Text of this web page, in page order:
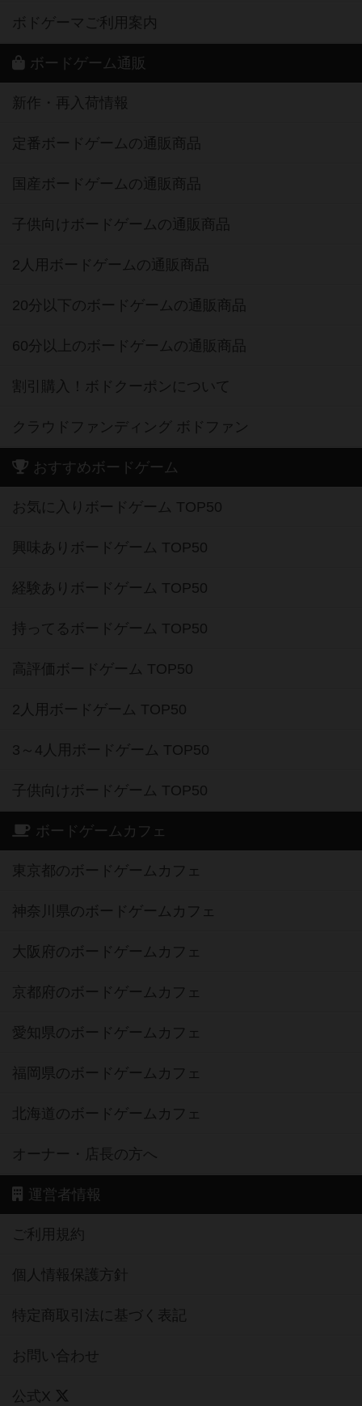
ボドゲーマご利用案内
ボードゲーム通販
新作・再入荷情報
定番ボードゲームの通販商品
国産ボードゲームの通販商品
子供向けボードゲームの通販商品
2人用ボードゲームの通販商品
20分以下のボードゲームの通販商品
60分以上のボードゲームの通販商品
割引購入！ボドクーポンについて
クラウドファンディング ボドファン
おすすめボードゲーム
お気に入りボードゲーム TOP50
興味ありボードゲーム TOP50
経験ありボードゲーム TOP50
持ってるボードゲーム TOP50
高評価ボードゲーム TOP50
2人用ボードゲーム TOP50
3～4人用ボードゲーム TOP50
子供向けボードゲーム TOP50
ボードゲームカフェ
東京都のボードゲームカフェ
神奈川県のボードゲームカフェ
大阪府のボードゲームカフェ
京都府のボードゲームカフェ
愛知県のボードゲームカフェ
福岡県のボードゲームカフェ
北海道のボードゲームカフェ
オーナー・店長の方へ
運営者情報
ご利用規約
個人情報保護方針
特定商取引法に基づく表記
お問い合わせ
公式X